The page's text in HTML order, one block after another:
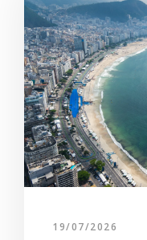
19/07/2026